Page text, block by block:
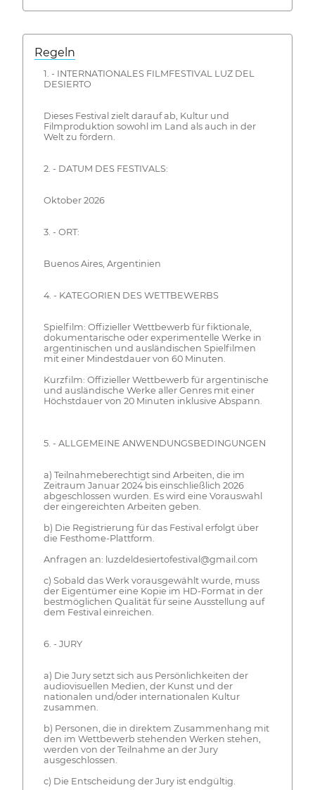
Regeln
1. - INTERNATIONALES FILMFESTIVAL LUZ DEL
DESIERTO
Dieses Festival zielt darauf ab, Kultur und
Filmproduktion sowohl im Land als auch in der
Welt zu fördern.
2. - DATUM DES FESTIVALS:
Oktober 2026
3. - ORT:
Buenos Aires, Argentinien
4. - KATEGORIEN DES WETTBEWERBS
Spielfilm: Offizieller Wettbewerb für fiktionale,
dokumentarische oder experimentelle Werke in
argentinischen und ausländischen Spielfilmen
mit einer Mindestdauer von 60 Minuten.
Kurzfilm: Offizieller Wettbewerb für argentinische
und ausländische Werke aller Genres mit einer
Höchstdauer von 20 Minuten inklusive Abspann.
5. - ALLGEMEINE ANWENDUNGSBEDINGUNGEN
a) Teilnahmeberechtigt sind Arbeiten, die im
Zeitraum Januar 2024 bis einschließlich 2026
abgeschlossen wurden. Es wird eine Vorauswahl
der eingereichten Arbeiten geben.
b) Die Registrierung für das Festival erfolgt über
die Festhome-Plattform.
Anfragen an: luzdeldesiertofestival@gmail.com
c) Sobald das Werk vorausgewählt wurde, muss
der Eigentümer eine Kopie im HD-Format in der
bestmöglichen Qualität für seine Ausstellung auf
dem Festival einreichen.
6. - JURY
a) Die Jury setzt sich aus Persönlichkeiten der
audiovisuellen Medien, der Kunst und der
nationalen und/oder internationalen Kultur
zusammen.
b) Personen, die in direktem Zusammenhang mit
den im Wettbewerb stehenden Werken stehen,
werden von der Teilnahme an der Jury
ausgeschlossen.
c) Die Entscheidung der Jury ist endgültig.